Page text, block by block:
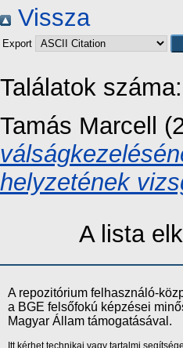
Vissza
Export
Találatok száma:
Tamás Marcell
helyzetének
A lista
A repozitórium felhasználó-
a BGE felsőfokú képzései
Magyar Állam támogatásával.
Itt kérhet technikai vagy tartalmi